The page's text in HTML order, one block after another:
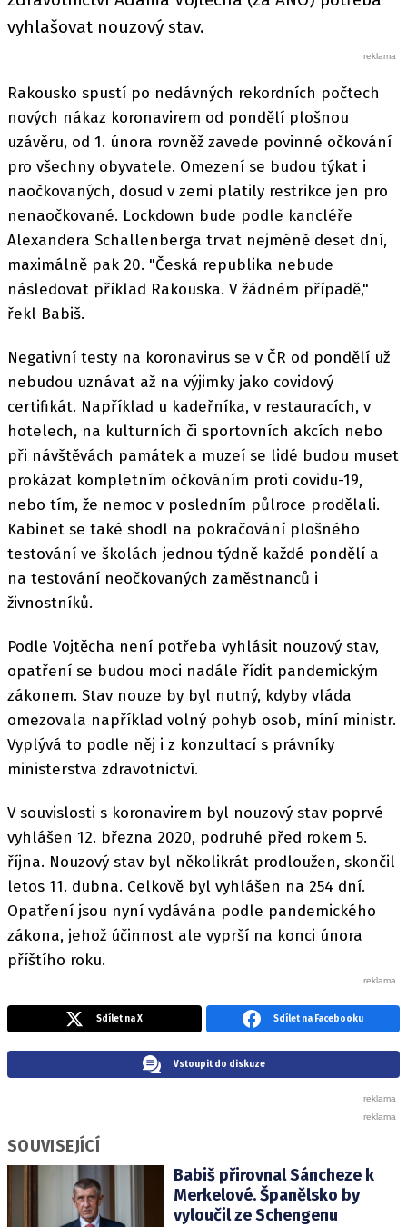
vyhlašovat nouzový stav.
Rakousko spustí po nedávných rekordních počtech
nových nákaz koronavirem od pondělí plošnou
uzávěru, od 1. února rovněž zavede povinné očkování
pro všechny obyvatele. Omezení se budou týkat i
naočkovaných, dosud v zemi platily restrikce jen pro
nenaočkované. Lockdown bude podle kancléře
Alexandera Schallenberga trvat nejméně deset dní,
maximálně pak 20. "Česká republika nebude
následovat příklad Rakouska. V žádném případě,"
řekl Babiš.
Negativní testy na koronavirus se v ČR od pondělí už
nebudou uznávat až na výjimky jako covidový
certifikát. Například u kadeřníka, v restauracích, v
hotelech, na kulturních či sportovních akcích nebo
při návštěvách památek a muzeí se lidé budou muset
prokázat kompletním očkováním proti covidu-19,
nebo tím, že nemoc v posledním půlroce prodělali.
Kabinet se také shodl na pokračování plošného
testování ve školách jednou týdně každé pondělí a
na testování neočkovaných zaměstnanců i
živnostníků.
Podle Vojtěcha není potřeba vyhlásit nouzový stav,
opatření se budou moci nadále řídit pandemickým
zákonem. Stav nouze by byl nutný, kdyby vláda
omezovala například volný pohyb osob, míní ministr.
Vyplývá to podle něj i z konzultací s právníky
ministerstva zdravotnictví.
V souvislosti s koronavirem byl nouzový stav poprvé
vyhlášen 12. března 2020, podruhé před rokem 5.
října. Nouzový stav byl několikrát prodloužen, skončil
letos 11. dubna. Celkově byl vyhlášen na 254 dní.
Opatření jsou nyní vydávána podle pandemického
zákona, jehož účinnost ale vyprší na konci února
příštího roku.
Sdílet na X Sdílet na Facebooku
Vstoupit do diskuze
SOUVISEJÍCÍ
Babiš přirovnal Sáncheze k
Merkelové. Španělsko by
vyloučil ze Schengenu